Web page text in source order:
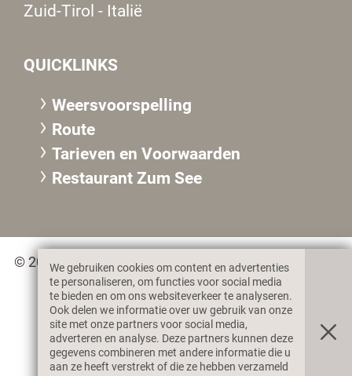
Zuid-Tirol - Italië
QUICKLINKS
Weersvoorspelling
Route
Tarieven en Voorwaarden
Restaurant Zum See
© 2026 Gasthof zum See des Marcel Fleischmann &
Co. KG, MwSt. IT02359360217
Impressum Privacy & Cookies
We gebruiken cookies om content en advertenties
te personaliseren, om functies voor social media
te bieden en om ons websiteverkeer te analyseren.
Ook delen we informatie over uw gebruik van onze
site met onze partners voor social media,
adverteren en analyse. Deze partners kunnen deze
gegevens combineren met andere informatie die u
aan ze heeft verstrekt of die ze hebben verzameld